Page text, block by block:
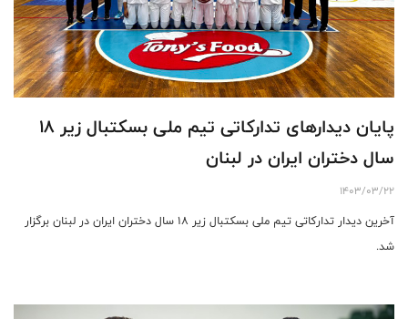
پایان دیدارهای تدارکاتی تیم ملی بسکتبال زیر ۱۸
سال دختران ایران در لبنان
1403/03/22
آخرین دیدار تدارکاتی تیم ملی بسکتبال زیر ۱۸ سال دختران ایران در لبنان برگزار
شد.